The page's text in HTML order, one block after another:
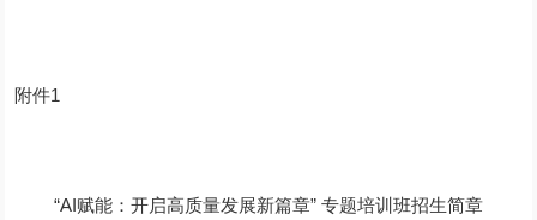
附件1
“AI赋能：开启高质量发展新篇章” 专题培训班招生简章